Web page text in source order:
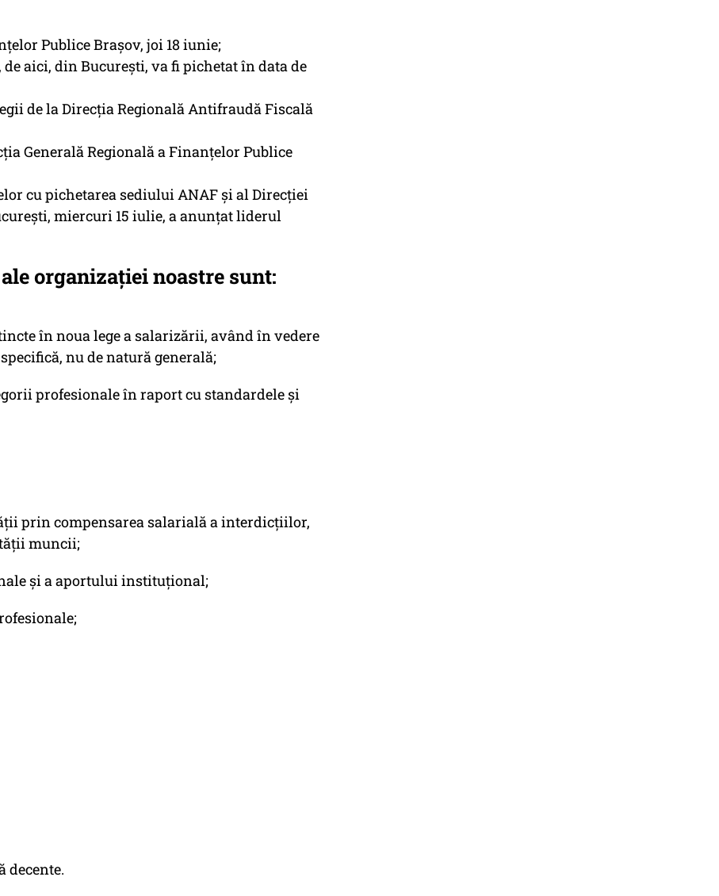
Publice Brașov, joi 18 iunie;
aici, din București, va fi pichetat în data de
de la Direcția Regională Antifraudă Fiscală
Generală Regională a Finanțelor Publice
cu pichetarea sediului ANAF și al Direcției
miercuri 15 iulie, a anunțat liderul
organizației noastre sunt:
în noua lege a salarizării, având în vedere
nu de natură generală;
profesionale în raport cu standardele și
prin compensarea salarială a interdicțiilor,
muncii;
și a aportului instituțional;
decente.